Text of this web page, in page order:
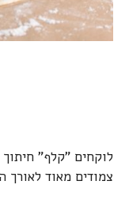
לוקחים "קלף" חיתוך
צמודים מאוד